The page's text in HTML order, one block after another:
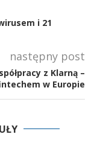
i 21
następny post
z Klarną –
w Europie